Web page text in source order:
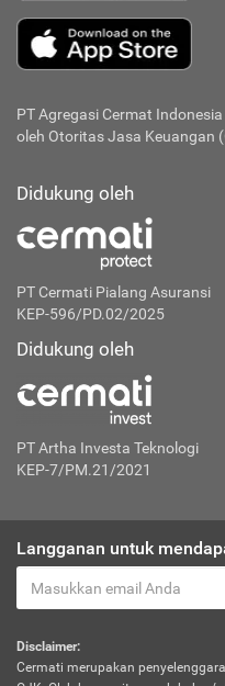
PT Agregasi Cermat Indonesia
oleh Otoritas Jasa Keuangan
Didukung oleh
PT Cermati Pialang Asuransi
KEP-596/PD.02/2025
Didukung oleh
PT Artha Investa Teknologi
KEP-7/PM.21/2021
Langganan untuk
Disclaimer:
Cermati merupakan